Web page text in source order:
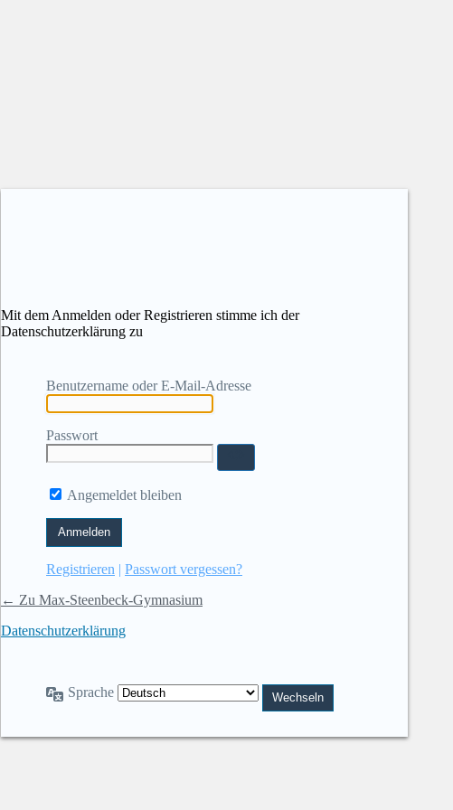
Mit dem Anmelden oder Registrieren stimme ich der
Datenschutzerklärung zu
Benutzername oder E-Mail-Adresse
Passwort
Angemeldet bleiben
Registrieren | Passwort vergessen?
← Zu Max-Steenbeck-Gymnasium
Datenschutzerklärung
Sprache